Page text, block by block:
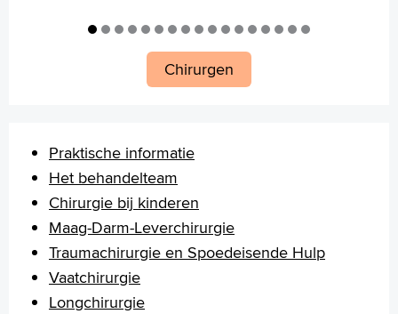
Chirurgen
Praktische informatie
Het behandelteam
Chirurgie bij kinderen
Maag-Darm-Leverchirurgie
Traumachirurgie en Spoedeisende Hulp
Vaatchirurgie
Longchirurgie